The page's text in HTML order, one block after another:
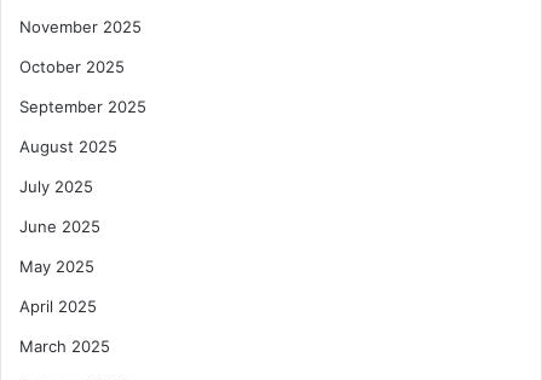
November 2025
October 2025
September 2025
August 2025
July 2025
June 2025
May 2025
April 2025
March 2025